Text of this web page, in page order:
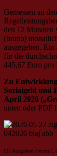
Gemessen an
den 12
(brutto)
ausgegeben.
für die
445,67 Euro pro
Zu
Sozialgeld und
April 2026
unten oder PDF
(1) Ausgaben (brutto),